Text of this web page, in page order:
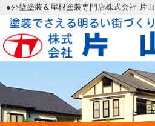
●外壁塗装＆屋根塗装専門店株式会社 片山